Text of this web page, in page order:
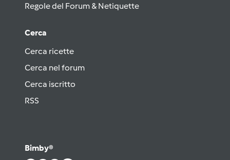
Regole del Forum & Netiquette
Cerca
Cerca ricette
Cerca nel forum
Cerca iscritto
RSS
Bimby®